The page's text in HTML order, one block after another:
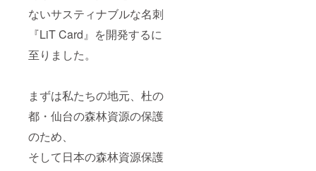
ないサスティナブルな名刺
『LiT Card』を開発するに
至りました。
まずは私たちの地元、杜の
都・仙台の森林資源の保護
のため、
そして日本の森林資源保護